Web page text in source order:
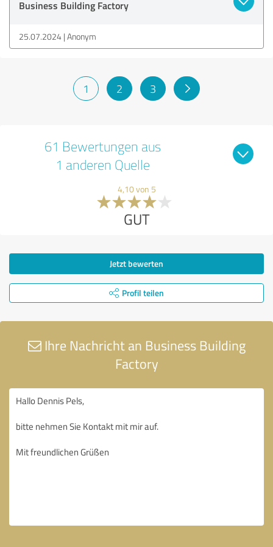
Business Building Factory
25.07.2024 Anonym
1 2 3
61 Bewertungen aus
1 anderen Quelle
4,10 von 5
GUT
Jetzt bewerten
Profil teilen
Ihre Nachricht an Business Building
Factory